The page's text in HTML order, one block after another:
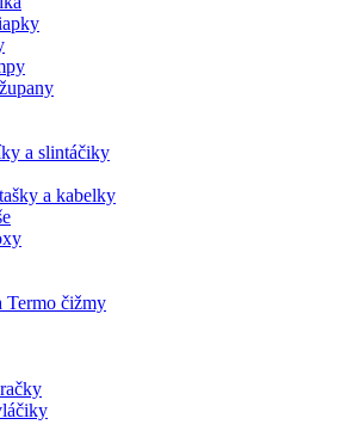
a slintáčiky
a kabelky
Termo čižmy